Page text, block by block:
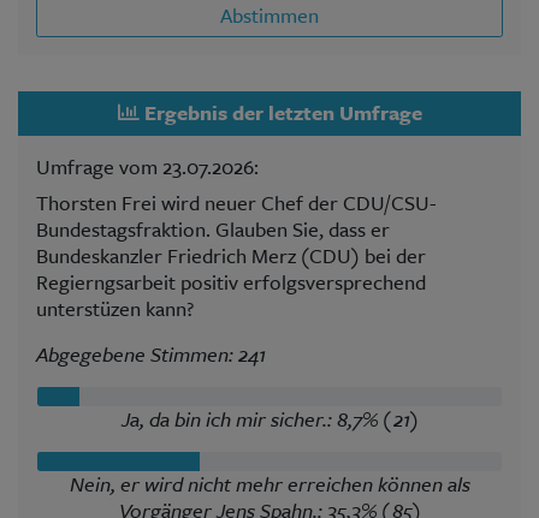
Abstimmen
Ergebnis der letzten Umfrage
Umfrage vom 23.07.2026:
Thorsten Frei wird neuer Chef der CDU/CSU-
Bundestagsfraktion. Glauben Sie, dass er
Bundeskanzler Friedrich Merz (CDU) bei der
Regierngsarbeit positiv erfolgsversprechend
unterstüzen kann?
Abgegebene Stimmen: 241
Ja, da bin ich mir sicher.: 8,7% (21)
Nein, er wird nicht mehr erreichen können als
Vorgänger Jens Spahn.: 35,3% (85)